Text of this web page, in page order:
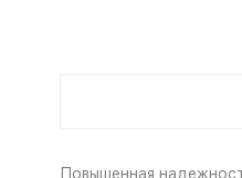
Повышенная